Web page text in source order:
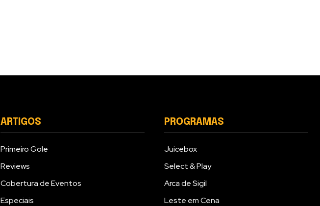
ARTIGOS
Primeiro Gole
Reviews
Cobertura de Eventos
Especiais
PROGRAMAS
Juicebox
Select & Play
Arca de Sigil
Leste em Cena